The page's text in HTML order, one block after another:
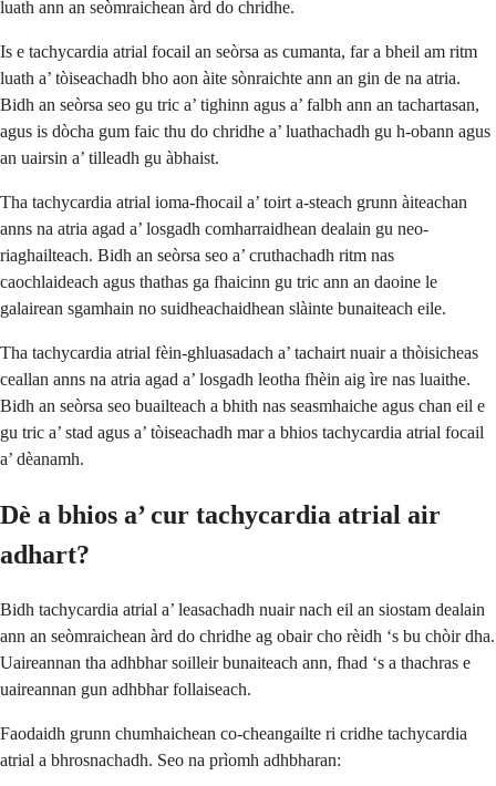
luath ann an seòmraichean àrd do chridhe.
Is e tachycardia atrial focail an seòrsa as cumanta, far a bheil am ritm
luath a’ tòiseachadh bho aon àite sònraichte ann an gin de na atria.
Bidh an seòrsa seo gu tric a’ tighinn agus a’ falbh ann an tachartasan,
agus is dòcha gum faic thu do chridhe a’ luathachadh gu h-obann agus
an uairsin a’ tilleadh gu àbhaist.
Tha tachycardia atrial ioma-fhocail a’ toirt a-steach grunn àiteachan
anns na atria agad a’ losgadh comharraidhean dealain gu neo-
riaghailteach. Bidh an seòrsa seo a’ cruthachadh ritm nas
caochlaideach agus thathas ga fhaicinn gu tric ann an daoine le
galairean sgamhain no suidheachaidhean slàinte bunaiteach eile.
Tha tachycardia atrial fèin-ghluasadach a’ tachairt nuair a thòisicheas
ceallan anns na atria agad a’ losgadh leotha fhèin aig ìre nas luaithe.
Bidh an seòrsa seo buailteach a bhith nas seasmhaiche agus chan eil e
gu tric a’ stad agus a’ tòiseachadh mar a bhios tachycardia atrial focail
a’ dèanamh.
Dè a bhios a’ cur tachycardia atrial air
adhart?
Bidh tachycardia atrial a’ leasachadh nuair nach eil an siostam dealain
ann an seòmraichean àrd do chridhe ag obair cho rèidh ‘s bu chòir dha.
Uaireannan tha adhbhar soilleir bunaiteach ann, fhad ‘s a thachras e
uaireannan gun adhbhar follaiseach.
Faodaidh grunn chumhaichean co-cheangailte ri cridhe tachycardia
atrial a bhrosnachadh. Seo na prìomh adhbharan: